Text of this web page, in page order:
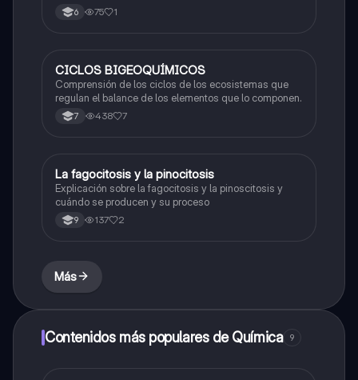
6 75 1
Biologia
CICLOS BIGEOQUÍMICOS
Comprensión de los ciclos de los ecosistemas que
regulan el balance de los elementos que lo componen.
7 438 7
Biologia
La fagocitosis y la pinocitosis
Explicación sobre la fagocitosis y la pinoscitosis y
cuándo se producen y su proceso
9 137 2
Más
Contenidos más populares de Química 9